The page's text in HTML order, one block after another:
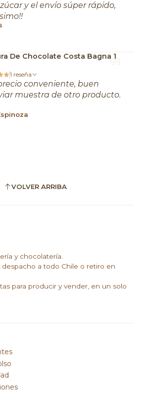
y el envío súper rápido,
De Chocolate Costa Bagna 1
1 reseña
conveniente, buen
muestra de otro producto.
VOLVER ARRIBA
y chocolatería.
a todo Chile o retiro en
para producir y vender, en un solo